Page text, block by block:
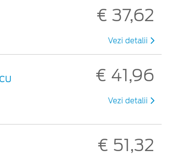
€ 37,62
Vezi detalii
€ 41,96
Vezi detalii
€ 51,32